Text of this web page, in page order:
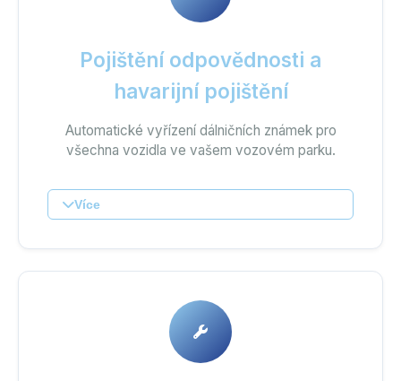
Pojištění odpovědnosti a
havarijní pojištění
Automatické vyřízení dálničních známek pro
všechna vozidla ve vašem vozovém parku.
Více